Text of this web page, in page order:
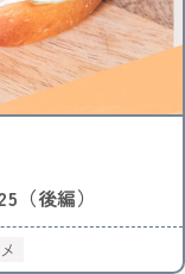
央線パンまつり
館
謎解き
武蔵境
（後編）